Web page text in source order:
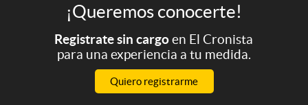
¡Queremos conocerte!
Registrate sin cargoen El Cronista
para una experiencia a tu medida.
Quiero registrarme